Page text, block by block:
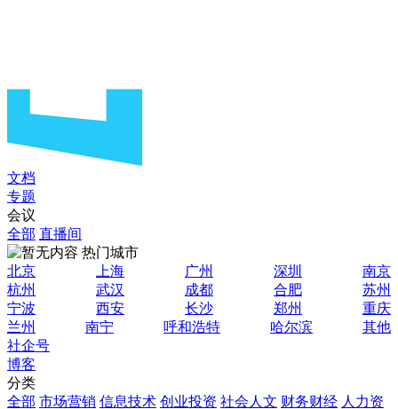
文档
专题
会议
全部 直播间
热门城市
北京
上海 广州 深圳
南京
杭州
武汉 成都 合肥
苏州
宁波
西安 长沙 郑州
重庆
兰州
南宁 呼和浩特 哈尔滨
其他
社企号
博客
分类
全部 市场营销 信息技术 创业投资 社会人文 财务财经 人力资